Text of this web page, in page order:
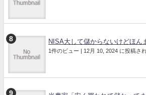
NISA大して儲からないけどほん
1件のビュー | 12月 10, 2024 に投稿さ